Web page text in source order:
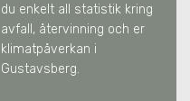
du enkelt all statistik kring
avfall, återvinning och er
klimatpåverkan i
Gustavsberg.